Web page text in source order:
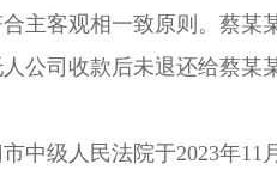
主客观相一致原则。蔡某
公司收款后未退还给蔡某
市中级人民法院于2023年